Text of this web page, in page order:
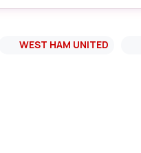
WEST HAM UNITED